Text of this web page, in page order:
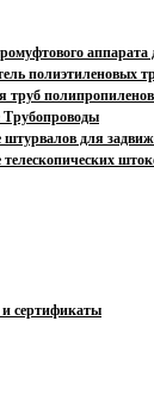
полиэтиленовых
труб
штурвалов для
телескопических
сертификаты